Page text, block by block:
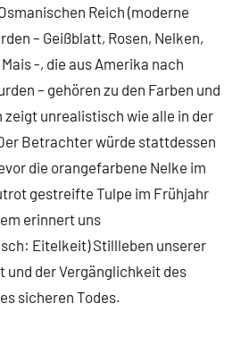
Reich (moderne
– Geißblatt, Rosen, Nelken,
-, die aus Amerika nach
– gehören zu den Farben und
zeigt unrealistisch wie alle in der
Betrachter würde stattdessen
die orangefarbene Nelke im
gestreifte Tulpe im Frühjahr
erinnert uns
Eitelkeit) Stillleben unserer
und der Vergänglichkeit des
sicheren Todes.